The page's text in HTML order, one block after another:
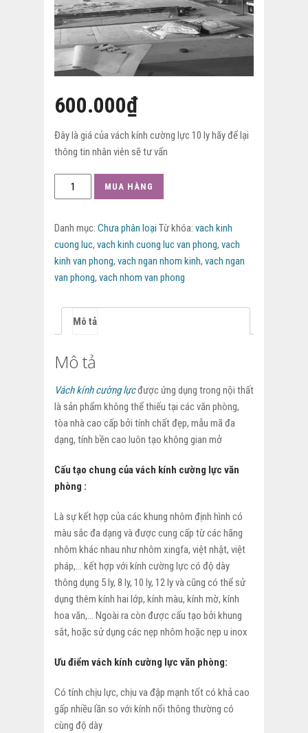
600.000₫
Đây là giá của vách kính cường lực 10 ly hãy để lại
thông tin nhân viên sẽ tư vấn
Vách
kính
lực
văn
phòng
số
MUA HÀNG
Danh mục: Chưa phân loại Từ khóa: vach kinh
cuong luc, vach kinh cuong luc van phong, vach
kinh van phong, vach ngan nhom kinh, vach ngan
van phong, vach nhom van phong
Mô tả
Mô tả
Vách kính cường lựcđược ứng dụng trong nội thất
là sản phẩm không thể thiếu tại các văn phòng,
tòa nhà cao cấp bởi tính chất đẹp, mẫu mã đa
dạng, tính bền cao luôn tạo không gian mở
Cấu tạo chung của vách kính cường lực văn
phòng :
Là sự kết hợp của các khung nhôm định hình có
màu sắc đa dạng và được cung cấp từ các hãng
nhôm khác nhau như nhôm xingfa, việt nhật, việt
pháp,… kết hợp với kính cường lực có độ dày
thông dụng 5 ly, 8 ly, 10 ly, 12 ly và cũng có thể sử
dụng thêm kính hai lớp, kính màu, kính mờ, kính
hoa văn,… Ngoài ra còn được cấu tạo bởi khung
sắt, hoặc sử dụng các nẹp nhôm hoặc nẹp u inox
Ưu điểm vách kính cường lực văn phòng:
Có tính chịu lực, chịu va đập mạnh tốt có khả cao
gấp nhiều lần so với kính nổi thông thường có
cùng độ dày